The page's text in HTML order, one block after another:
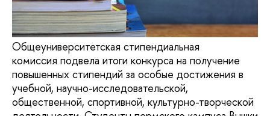
Общеуниверситетская стипендиальная
комиссия подвела итоги конкурса на получение
повышенных стипендий за особые достижения в
учебной, научно-исследовательской,
общественной, спортивной, культурно-творческой